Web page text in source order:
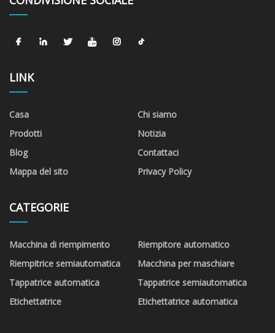
LINK
Casa
Chi siamo
Prodotti
Notizia
Blog
Contattaci
Mappa del sito
Privacy Policy
CATEGORIE
Macchina di riempimento
Riempitore automatico
Riempitrice semiautomatica
Macchina per maschiare
Tappatrice automatica
Tappatrice semiautomatica
Etichettatrice
Etichettatrice automatica